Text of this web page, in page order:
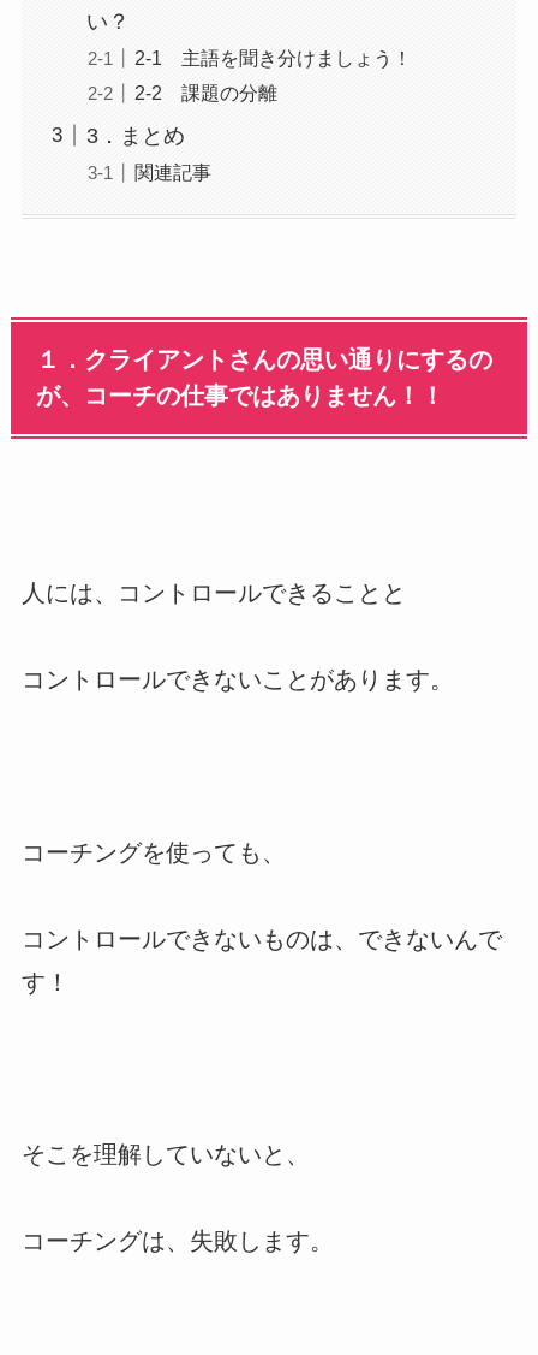
い？
2-1 主語を聞き分けましょう！
2-2 課題の分離
3．まとめ
関連記事
１．クライアントさんの思い通りにするの
が、コーチの仕事ではありません！！
人には、コントロールできることと
コントロールできないことがあります。
コーチングを使っても、
コントロールできないものは、できないんで
す！
そこを理解していないと、
コーチングは、失敗します。